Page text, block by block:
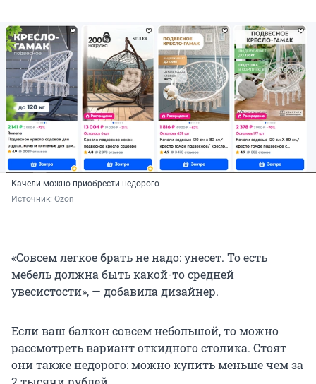
Качели можно приобрести недорого
Источник: Ozon
«Совсем легкое брать не надо: унесет. То есть
мебель должна быть какой-то средней
увесистости», — добавила дизайнер.
Если ваш балкон совсем небольшой, то можно
рассмотреть вариант откидного столика. Стоят
они также недорого: можно купить меньше чем за